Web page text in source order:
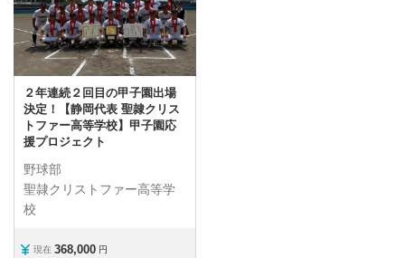
２年連続２回目の甲子園出場
決定！【静岡代表 聖隷クリス
トファー高等学校】甲子園応
援プロジェクト
野球部
聖隷クリストファー高等学
校
現在 368,000 円